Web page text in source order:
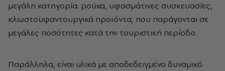
μεγάλη κατηγορία: ρούχα, υφασμάτινες συσκευασίες,
κλωστοϋφαντουργικά προϊόντα, που παράγονται σε
μεγάλες ποσότητες κατά την τουριστική περίοδο.
Παράλληλα, είναι υλικά με αποδεδειγμένο δυναμικό